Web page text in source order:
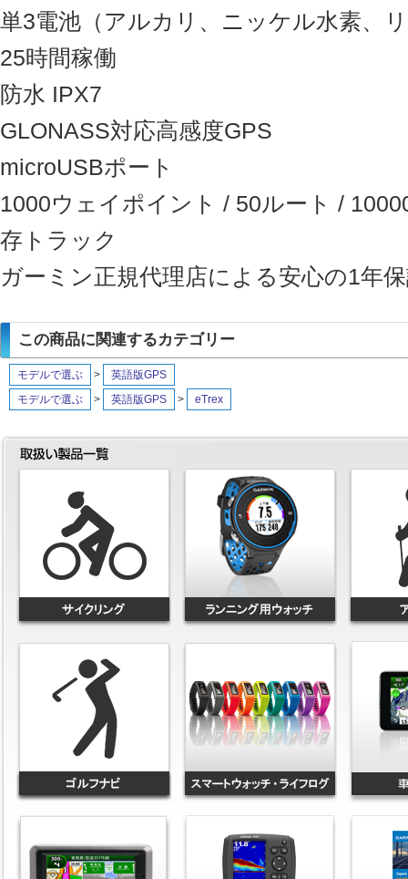
単3電池（アルカリ、ニッケル水素、
25時間稼働
防水 IPX7
GLONASS対応高感度GPS
microUSBポート
1000ウェイポイント / 50ルート /
存トラック
ガーミン正規代理店による安心の1年
この商品に関連するカテゴリー
モデルで選ぶ >
英語版GPS
モデルで選ぶ
> 英語版GPS > eTrex